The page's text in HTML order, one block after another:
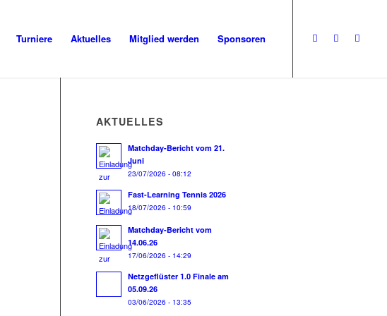
Turniere Aktuelles Mitglied werden Sponsoren
AKTUELLES
Matchday-Bericht vom 21.
Juni
23/07/2026 - 08:12
Fast-Learning Tennis 2026
18/07/2026 - 10:59
Matchday-Bericht vom
14.06.26
17/06/2026 - 14:29
Netzgeflüster 1.0 Finale am
05.09.26
03/06/2026 - 13:35